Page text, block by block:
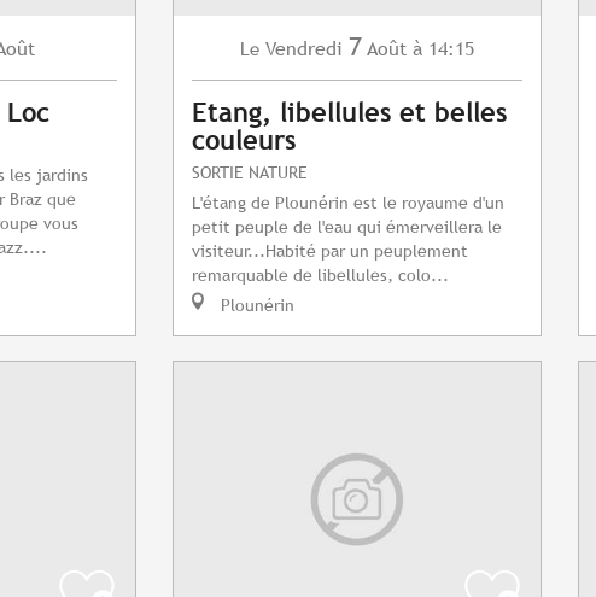
les jardins
Braz que
vous
Le Vendredi 7 Août à 14:15
Etang, libellules et belles
couleurs
SORTIE NATURE
L'étang de Plounérin est le royaume d'un
petit peuple de l'eau qui émerveillera le
visiteur...Habité par un peuplement
remarquable de libellules, colo...
Plounérin